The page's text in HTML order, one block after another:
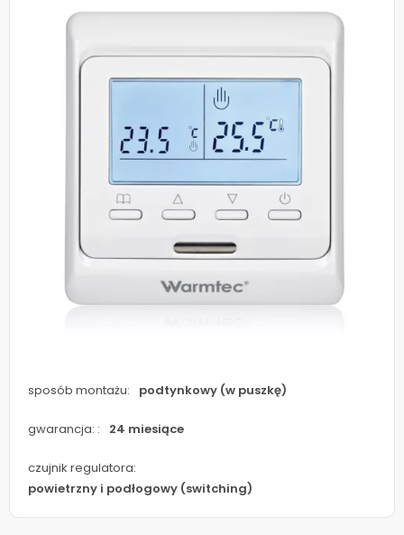
sposób montażu: podtynkowy (w puszkę)
gwarancja: : 24 miesiące
czujnik regulatora:
powietrzny i podłogowy (switching)